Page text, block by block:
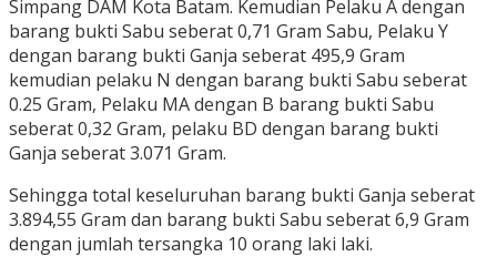
Simpang DAM Kota Batam. Kemudian Pelaku A dengan
barang bukti Sabu seberat 0,71 Gram Sabu, Pelaku Y
dengan barang bukti Ganja seberat 495,9 Gram
kemudian pelaku N dengan barang bukti Sabu seberat
0.25 Gram, Pelaku MA dengan B barang bukti Sabu
seberat 0,32 Gram, pelaku BD dengan barang bukti
Ganja seberat 3.071 Gram.
Sehingga total keseluruhan barang bukti Ganja seberat
3.894,55 Gram dan barang bukti Sabu seberat 6,9 Gram
dengan jumlah tersangka 10 orang laki laki.